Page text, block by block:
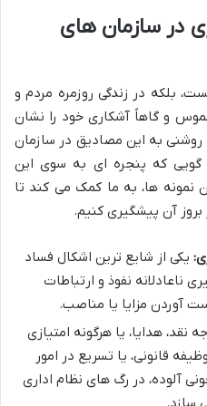
در سازمان های
بلکه در زندگی روزمره مردم و
و گاهاً آشکاری خود را نشان
روشنی به این مصادیق در سازمان
گویی که پنجره ای به سوی این
ها، به ما کمک می کند تا
آن پیشگیری کنیم.
یکی از شایع ترین اشکال فساد
ناعادلانه نفوذ و ارتباطات
آوردن مزایا یا مناصب.
نقد، هدایا، یا هرگونه امتیازی
قانونی، یا تسریع در امور
آلوده، در رگ های نظام اداری